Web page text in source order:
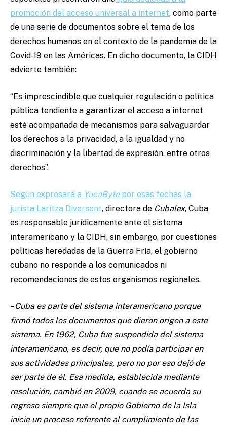
promoción del acceso universal a internet, como parte
de una serie de documentos sobre el tema de los
derechos humanos en el contexto de la pandemia de la
Covid-19 en las Américas. En dicho documento, la CIDH
advierte también:
“Es imprescindible que cualquier regulación o política
pública tendiente a garantizar el acceso a internet
esté acompañada de mecanismos para salvaguardar
los derechos a la privacidad, a la igualdad y no
discriminación y la libertad de expresión, entre otros
derechos”.
Según expresara a YucaByte por esas fechas la
jurista Laritza Diversent, directora de Cubalex, Cuba
es responsable jurídicamente ante el sistema
interamericano y la CIDH, sin embargo, por cuestiones
políticas heredadas de la Guerra Fría, el gobierno
cubano no responde a los comunicados ni
recomendaciones de estos organismos regionales.
–Cuba es parte del sistema interamericano porque
firmó todos los documentos que dieron origen a este
sistema. En 1962, Cuba fue suspendida del sistema
interamericano, es decir, que no podía participar en
sus actividades principales, pero no por eso dejó de
ser parte de él. Esa medida, establecida mediante
resolución, cambió en 2009, cuando se acuerda su
regreso siempre que el propio Gobierno de la Isla
inicie un proceso referente al cumplimiento de las